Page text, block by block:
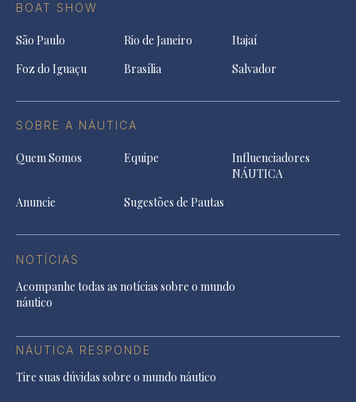
BOAT SHOW
São Paulo Rio de Janeiro
Itajaí
Foz do Iguaçu
Brasília Salvador
SOBRE A NÁUTICA
Quem Somos Equipe
Influenciadores
NÁUTICA
Anuncie
Sugestões de Pautas
NOTÍCIAS
Acompanhe todas as notícias sobre o mundo
náutico
NÁUTICA RESPONDE
Tire suas dúvidas sobre o mundo náutico